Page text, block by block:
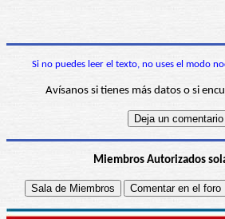
Si no puedes leer el texto, no uses el modo
Avísanos si tienes más datos o si
Miembros Autorizados